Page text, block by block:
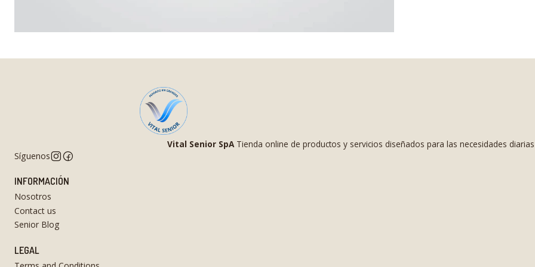
Vital Senior SpATienda online de productos y servicios diseñados para las necesidades
Síguenos
INFORMACIÓN
Nosotros
Contact us
Senior Blog
LEGAL